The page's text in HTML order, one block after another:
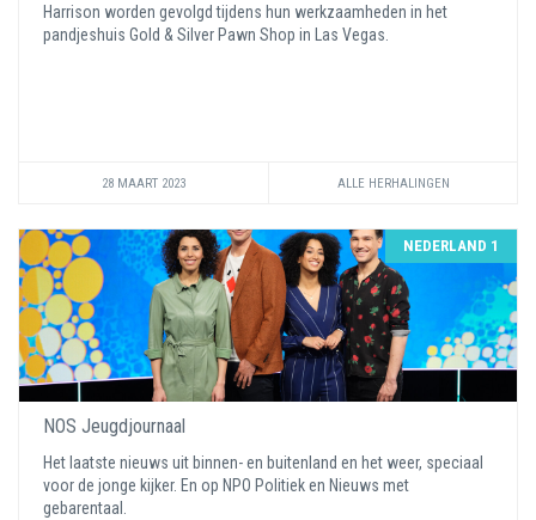
Harrison worden gevolgd tijdens hun werkzaamheden in het
pandjeshuis Gold & Silver Pawn Shop in Las Vegas.
28 MAART 2023 ALLE HERHALINGEN
NEDERLAND 1
NOS Jeugdjournaal
Het laatste nieuws uit binnen- en buitenland en het weer, speciaal
voor de jonge kijker. En op NPO Politiek en Nieuws met
gebarentaal.